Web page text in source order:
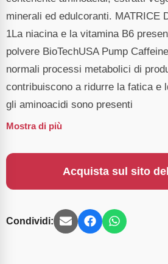
minerali ed edulcoranti. MATRICE
1La niacina e la vitamina B6
polvere BioTechUSA Pump
normali processi metabolici di
contribuiscono a ridurre la fatica e
gli aminoacidi sono presenti
Mostra di più
Acquista sul sito
Condividi: